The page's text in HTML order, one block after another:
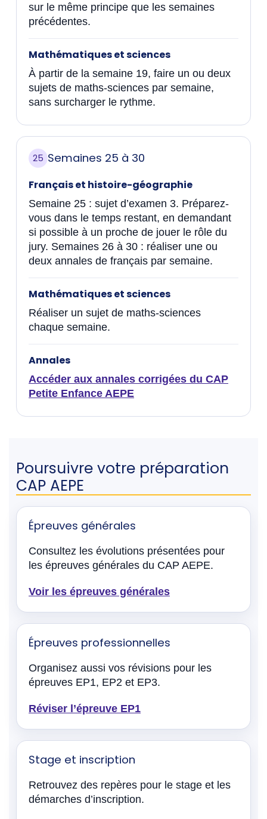
sur le même principe que les semaines
précédentes.
Mathématiques et sciences
À partir de la semaine 19, faire un ou deux
sujets de maths-sciences par semaine,
sans surcharger le rythme.
25 Semaines 25 à 30
Français et histoire-géographie
Semaine 25 : sujet d’examen 3. Préparez-
vous dans le temps restant, en demandant
si possible à un proche de jouer le rôle du
jury. Semaines 26 à 30 : réaliser une ou
deux annales de français par semaine.
Mathématiques et sciences
Réaliser un sujet de maths-sciences
chaque semaine.
Annales
Accéder aux annales corrigées du CAP
Petite Enfance AEPE
Poursuivre votre préparation
CAP AEPE
Épreuves générales
Consultez les évolutions présentées pour
les épreuves générales du CAP AEPE.
Voir les épreuves générales
Épreuves professionnelles
Organisez aussi vos révisions pour les
épreuves EP1, EP2 et EP3.
Réviser l’épreuve EP1
Stage et inscription
Retrouvez des repères pour le stage et les
démarches d’inscription.